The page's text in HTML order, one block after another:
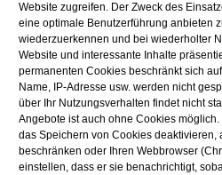
Website zugreifen. Der Zweck des
eine optimale Benutzerführung anbieten
wiederzuerkennen und bei wiederholter
Website und interessante Inhalte
permanenten Cookies beschränkt sich
Name, IP-Adresse usw. werden nicht
über Ihr Nutzungsverhalten findet nicht
Angebote ist auch ohne Cookies
das Speichern von Cookies deaktivieren,
beschränken oder Ihren Webbrowser
einstellen, dass er sie benachrichtigt,